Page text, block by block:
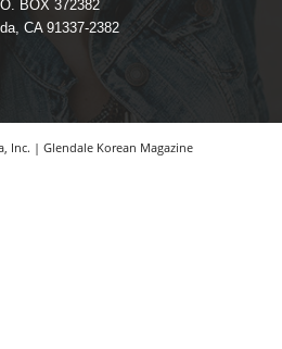
BOX 372382
CA 91337-2382
Inc. | Glendale Korean Magazine